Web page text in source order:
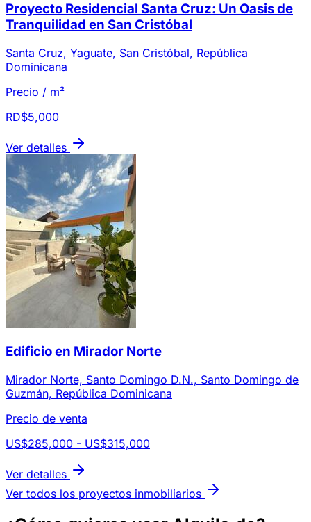
Proyecto Residencial Santa Cruz: Un Oasis de
Tranquilidad en San Cristóbal
Santa Cruz, Yaguate, San Cristóbal, República
Dominicana
Precio / m²
RD$5,000
Ver detalles
Edificio en Mirador Norte
Mirador Norte, Santo Domingo D.N., Santo Domingo de
Guzmán, República Dominicana
Precio de venta
US$285,000 - US$315,000
Ver detalles
Ver todos los proyectos inmobiliarios